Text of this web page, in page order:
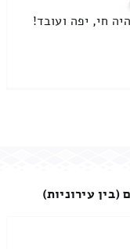
חי, יפה ועובד!
(בין עירוניות)